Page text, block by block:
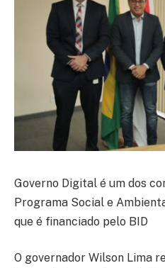
Governo Digital é um dos
Programa Social e
que é financiado pelo BID
O governador Wilson Lima